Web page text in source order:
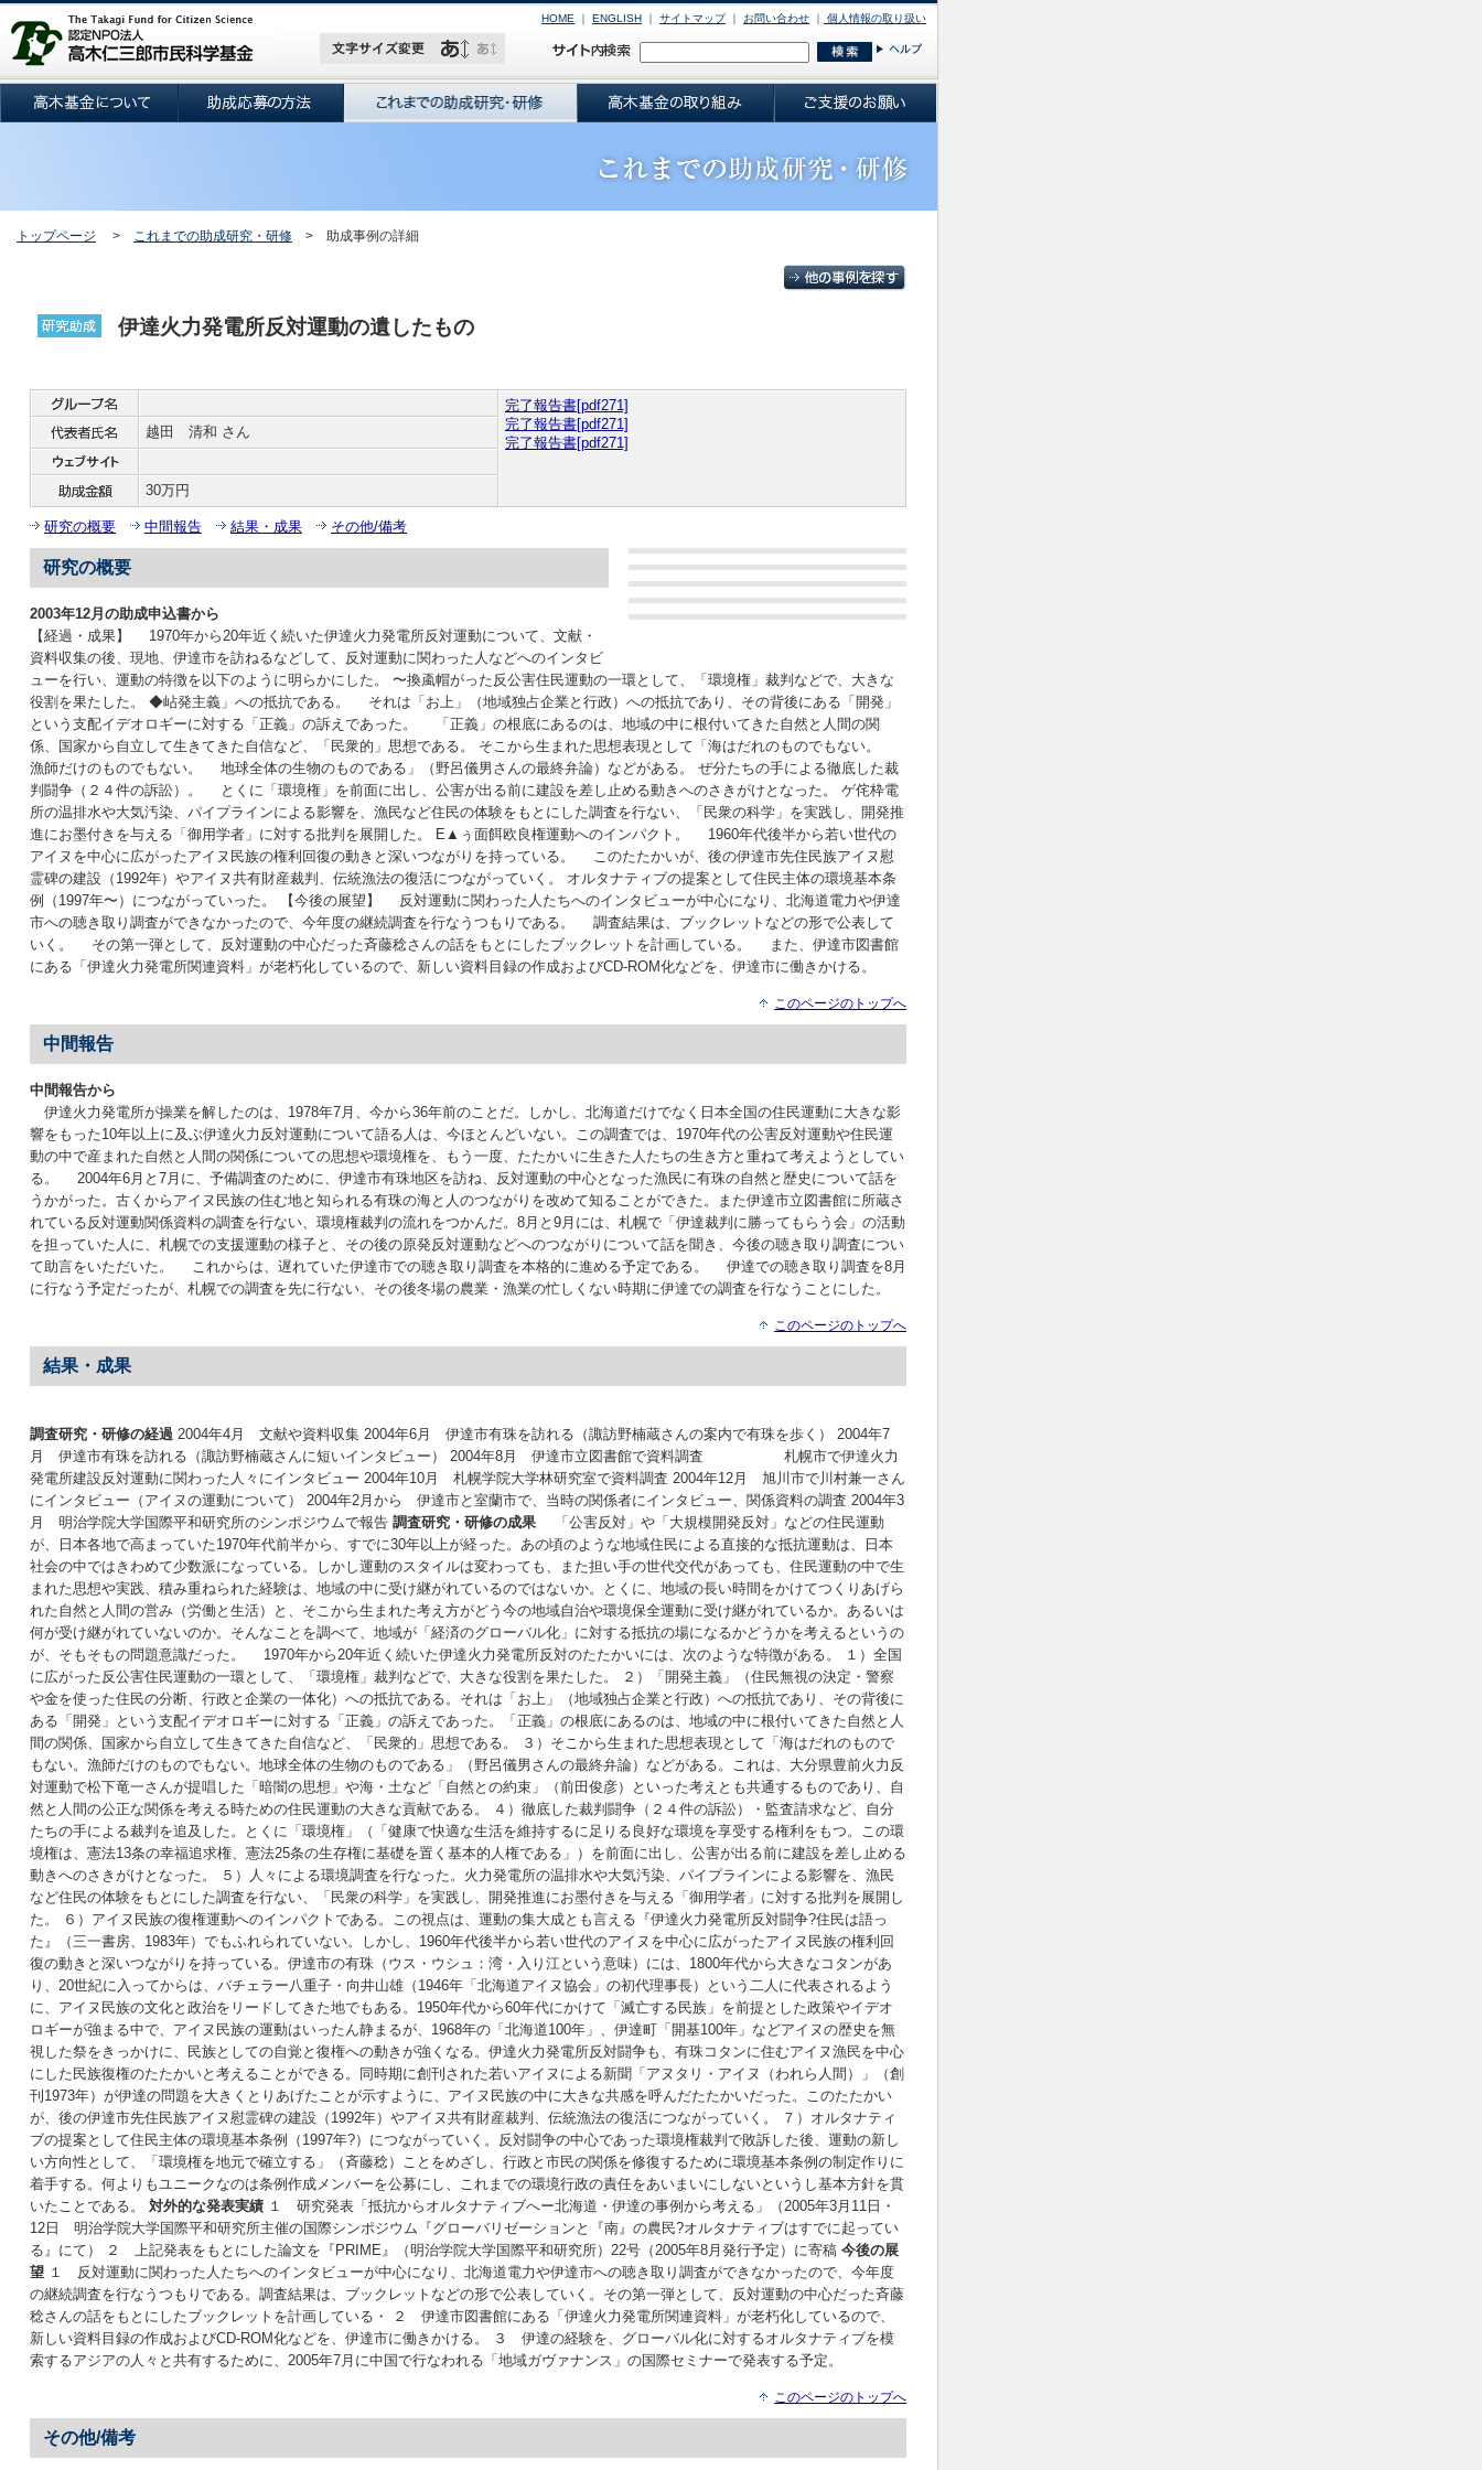
HOME ｜ ENGLISH ｜ サイトマップ｜ お問い合わせ ｜ 個人情報の取り扱い
トップページ > これまでの助成研究・研修 > 助成事例の詳細
伊達火力発電所反対運動の遺したもの
完了報告書[pdf271]
完了報告書[pdf271]
完了報告書[pdf271]
越田 清和 さん
30万円
研究の概要 中間報告 結果・成果 その他/備考
研究の概要
2003年12月の助成申込書から
【経過・成果】 1970年から20年近く続いた伊達火力発電所反対運動について、文献・
資料収集の後、現地、伊達市を訪ねるなどして、反対運動に関わった人などへのインタビ
ューを行い、運動の特徴を以下のように明らかにした。 〜換颪帽がった反公害住民運動の一環として、「環境権」裁判などで、大きな
役割を果たした。 ◆岾発主義」への抵抗である。 それは「お上」（地域独占企業と行政）への抵抗であり、その背後にある「開発」
という支配イデオロギーに対する「正義」の訴えであった。 「正義」の根底にあるのは、地域の中に根付いてきた自然と人間の関
係、国家から自立して生きてきた自信など、「民衆的」思想である。 そこから生まれた思想表現として「海はだれのものでもない。
漁師だけのものでもない。 地球全体の生物のものである」（野呂儀男さんの最終弁論）などがある。 ぜ分たちの手による徹底した裁
判闘争（２４件の訴訟）。 とくに「環境権」を前面に出し、公害が出る前に建設を差し止める動きへのさきがけとなった。 ゲ侘枠電
所の温排水や大気汚染、パイプラインによる影響を、漁民など住民の体験をもとにした調査を行ない、「民衆の科学」を実践し、開発推
進にお墨付きを与える「御用学者」に対する批判を展開した。 Ε▲ぅ面餌欧良権運動へのインパクト。 1960年代後半から若い世代の
アイヌを中心に広がったアイヌ民族の権利回復の動きと深いつながりを持っている。 このたたかいが、後の伊達市先住民族アイヌ慰
霊碑の建設（1992年）やアイヌ共有財産裁判、伝統漁法の復活につながっていく。 オルタナティブの提案として住民主体の環境基本条
例（1997年〜）につながっていった。 【今後の展望】 反対運動に関わった人たちへのインタビューが中心になり、北海道電力や伊達
市への聴き取り調査ができなかったので、今年度の継続調査を行なうつもりである。 調査結果は、ブックレットなどの形で公表して
いく。 その第一弾として、反対運動の中心だった斉藤稔さんの話をもとにしたブックレットを計画している。 また、伊達市図書館
にある「伊達火力発電所関連資料」が老朽化しているので、新しい資料目録の作成およびCD-ROM化などを、伊達市に働きかける。
このページのトップへ
中間報告
中間報告から
伊達火力発電所が操業を解したのは、1978年7月、今から36年前のことだ。しかし、北海道だけでなく日本全国の住民運動に大きな影
響をもった10年以上に及ぶ伊達火力反対運動について語る人は、今ほとんどいない。この調査では、1970年代の公害反対運動や住民運
動の中で産まれた自然と人間の関係についての思想や環境権を、もう一度、たたかいに生きた人たちの生き方と重ねて考えようとしてい
る。 2004年6月と7月に、予備調査のために、伊達市有珠地区を訪ね、反対運動の中心となった漁民に有珠の自然と歴史について話を
うかがった。古くからアイヌ民族の住む地と知られる有珠の海と人のつながりを改めて知ることができた。また伊達市立図書館に所蔵さ
れている反対運動関係資料の調査を行ない、環境権裁判の流れをつかんだ。8月と9月には、札幌で「伊達裁判に勝ってもらう会」の活動
を担っていた人に、札幌での支援運動の様子と、その後の原発反対運動などへのつながりについて話を聞き、今後の聴き取り調査につい
て助言をいただいた。 これからは、遅れていた伊達市での聴き取り調査を本格的に進める予定である。 伊達での聴き取り調査を8月
に行なう予定だったが、札幌での調査を先に行ない、その後冬場の農業・漁業の忙しくない時期に伊達での調査を行なうことにした。
このページのトップへ
結果・成果
調査研究・研修の経過 2004年4月 文献や資料収集 2004年6月 伊達市有珠を訪れる（諏訪野楠蔵さんの案内で有珠を歩く） 2004年7
月 伊達市有珠を訪れる（諏訪野楠蔵さんに短いインタビュー） 2004年8月 伊達市立図書館で資料調査 札幌市で伊達火力
発電所建設反対運動に関わった人々にインタビュー 2004年10月 札幌学院大学林研究室で資料調査 2004年12月 旭川市で川村兼一さん
にインタビュー（アイヌの運動について） 2004年2月から 伊達市と室蘭市で、当時の関係者にインタビュー、関係資料の調査 2004年3
月 明治学院大学国際平和研究所のシンポジウムで報告 調査研究・研修の成果 「公害反対」や「大規模開発反対」などの住民運動
が、日本各地で高まっていた1970年代前半から、すでに30年以上が経った。あの頃のような地域住民による直接的な抵抗運動は、日本
社会の中ではきわめて少数派になっている。しかし運動のスタイルは変わっても、また担い手の世代交代があっても、住民運動の中で生
まれた思想や実践、積み重ねられた経験は、地域の中に受け継がれているのではないか。とくに、地域の長い時間をかけてつくりあげら
れた自然と人間の営み（労働と生活）と、そこから生まれた考え方がどう今の地域自治や環境保全運動に受け継がれているか。あるいは
何が受け継がれていないのか。そんなことを調べて、地域が「経済のグローバル化」に対する抵抗の場になるかどうかを考えるというの
が、そもそもの問題意識だった。 1970年から20年近く続いた伊達火力発電所反対のたたかいには、次のような特徴がある。 １）全国
に広がった反公害住民運動の一環として、「環境権」裁判などで、大きな役割を果たした。 ２）「開発主義」（住民無視の決定・警察
や金を使った住民の分断、行政と企業の一体化）への抵抗である。それは「お上」（地域独占企業と行政）への抵抗であり、その背後に
ある「開発」という支配イデオロギーに対する「正義」の訴えであった。「正義」の根底にあるのは、地域の中に根付いてきた自然と人
間の関係、国家から自立して生きてきた自信など、「民衆的」思想である。 ３）そこから生まれた思想表現として「海はだれのもので
もない。漁師だけのものでもない。地球全体の生物のものである」（野呂儀男さんの最終弁論）などがある。これは、大分県豊前火力反
対運動で松下竜一さんが提唱した「暗闇の思想」や海・土など「自然との約束」（前田俊彦）といった考えとも共通するものであり、自
然と人間の公正な関係を考える時ための住民運動の大きな貢献である。 ４）徹底した裁判闘争（２４件の訴訟）・監査請求など、自分
たちの手による裁判を追及した。とくに「環境権」（「健康で快適な生活を維持するに足りる良好な環境を享受する権利をもつ。この環
境権は、憲法13条の幸福追求権、憲法25条の生存権に基礎を置く基本的人権である」）を前面に出し、公害が出る前に建設を差し止める
動きへのさきがけとなった。 ５）人々による環境調査を行なった。火力発電所の温排水や大気汚染、パイプラインによる影響を、漁民
など住民の体験をもとにした調査を行ない、「民衆の科学」を実践し、開発推進にお墨付きを与える「御用学者」に対する批判を展開し
た。 ６）アイヌ民族の復権運動へのインパクトである。この視点は、運動の集大成とも言える『伊達火力発電所反対闘争?住民は語っ
た』（三一書房、1983年）でもふれられていない。しかし、1960年代後半から若い世代のアイヌを中心に広がったアイヌ民族の権利回
復の動きと深いつながりを持っている。伊達市の有珠（ウス・ウシュ：湾・入り江という意味）には、1800年代から大きなコタンがあ
り、20世紀に入ってからは、バチェラー八重子・向井山雄（1946年「北海道アイヌ協会」の初代理事長）という二人に代表されるよう
に、アイヌ民族の文化と政治をリードしてきた地でもある。1950年代から60年代にかけて「滅亡する民族」を前提とした政策やイデオ
ロギーが強まる中で、アイヌ民族の運動はいったん静まるが、1968年の「北海道100年」、伊達町「開基100年」などアイヌの歴史を無
視した祭をきっかけに、民族としての自覚と復権への動きが強くなる。伊達火力発電所反対闘争も、有珠コタンに住むアイヌ漁民を中心
にした民族復権のたたかいと考えることができる。同時期に創刊された若いアイヌによる新聞「アヌタリ・アイヌ（われら人間）」（創
刊1973年）が伊達の問題を大きくとりあげたことが示すように、アイヌ民族の中に大きな共感を呼んだたたかいだった。このたたかい
が、後の伊達市先住民族アイヌ慰霊碑の建設（1992年）やアイヌ共有財産裁判、伝統漁法の復活につながっていく。 ７）オルタナティ
ブの提案として住民主体の環境基本条例（1997年?）につながっていく。反対闘争の中心であった環境権裁判で敗訴した後、運動の新し
い方向性として、「環境権を地元で確立する」（斉藤稔）ことをめざし、行政と市民の関係を修復するために環境基本条例の制定作りに
着手する。何よりもユニークなのは条例作成メンバーを公募にし、これまでの環境行政の責任をあいまいにしないというし基本方針を貫
いたことである。 対外的な発表実績 １ 研究発表「抵抗からオルタナティブへー北海道・伊達の事例から考える」（2005年3月11日・
12日 明治学院大学国際平和研究所主催の国際シンポジウム『グローバリゼーションと『南』の農民?オルタナティブはすでに起ってい
る』にて） ２ 上記発表をもとにした論文を『PRIME』（明治学院大学国際平和研究所）22号（2005年8月発行予定）に寄稿 今後の展
望 １ 反対運動に関わった人たちへのインタビューが中心になり、北海道電力や伊達市への聴き取り調査ができなかったので、今年度
の継続調査を行なうつもりである。調査結果は、ブックレットなどの形で公表していく。その第一弾として、反対運動の中心だった斉藤
稔さんの話をもとにしたブックレットを計画している・ ２ 伊達市図書館にある「伊達火力発電所関連資料」が老朽化しているので、
新しい資料目録の作成およびCD-ROM化などを、伊達市に働きかける。 ３ 伊達の経験を、グローバル化に対するオルタナティブを模
索するアジアの人々と共有するために、2005年7月に中国で行なわれる「地域ガヴァナンス」の国際セミナーで発表する予定。
このページのトップへ
その他/備考